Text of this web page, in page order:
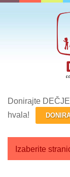
Donirajte
hvala!
Izaberite